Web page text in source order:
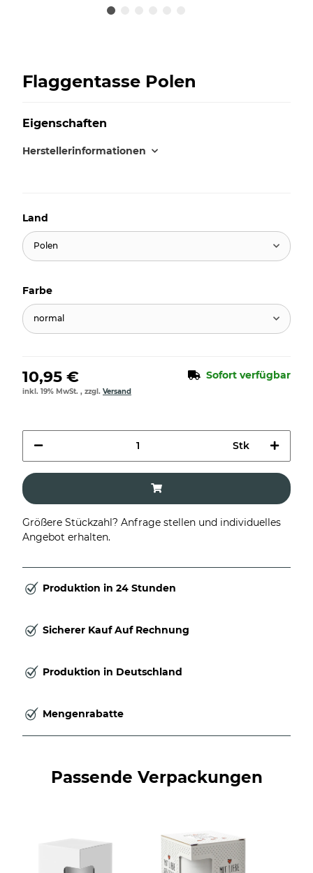
Flaggentasse Polen
Eigenschaften
Herstellerinformationen
Land
Polen
Farbe
normal
10,95 € Sofort verfügbar
inkl. 19% MwSt. , zzgl. Versand
Stk
Größere Stückzahl? Anfrage stellen und individuelles
Angebot erhalten.
Produktion in 24 Stunden
Sicherer Kauf Auf Rechnung
Produktion in Deutschland
Mengenrabatte
Passende Verpackungen